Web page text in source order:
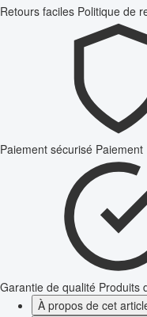
Retours faciles Politique de
Paiement sécurisé
Garantie de qualité Produits
À propos de cet